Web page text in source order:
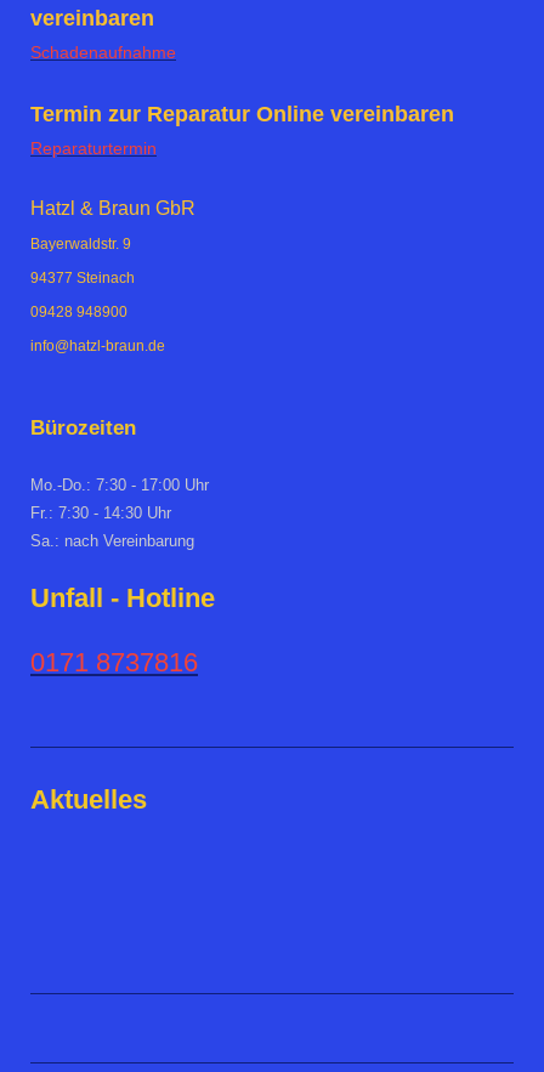
vereinbaren
Schadenaufnahme
Termin zur Reparatur Online vereinbaren
Reparaturtermin
Hatzl & Braun GbR
Bayerwaldstr. 9
94377 Steinach
09428 948900
info@hatzl-braun.de
Bürozeiten
Mo.-Do.: 7:30 - 17:00 Uhr
Fr.: 7:30 - 14:30 Uhr
Sa.: nach Vereinbarung
Unfall - Hotline
0171 8737816
Aktuelles